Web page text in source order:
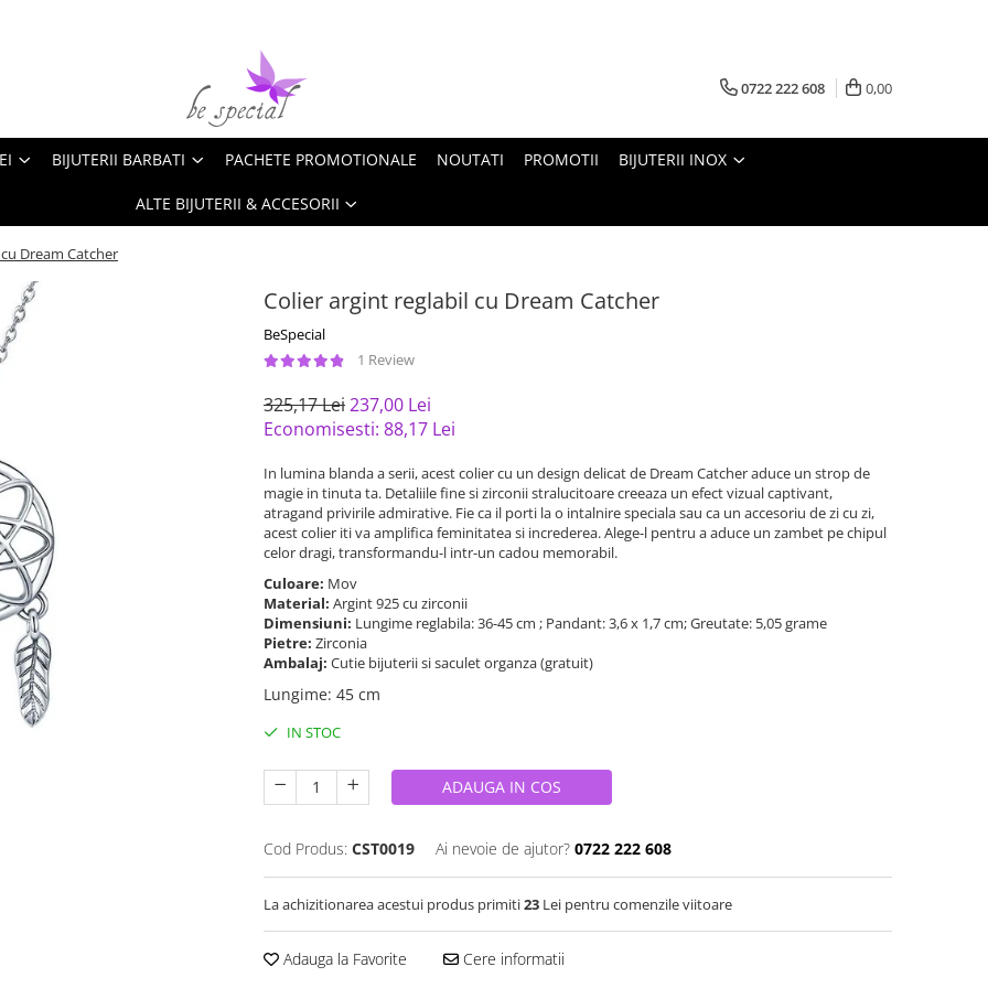
0722 222 608 0,00
BIJUTERII BARBATI PACHETE PROMOTIONALE NOUTATI PROMOTII BIJUTERII INOX
ALTE BIJUTERII & ACCESORII
Dream Catcher
Colier argint reglabil cu Dream Catcher
BeSpecial
1 Review
325,17 Lei237,00 Lei
Economisesti: 88,17 Lei
In lumina blanda a serii, acest colier cu un design delicat de Dream Catcher aduce un strop de
magie in tinuta ta. Detaliile fine si zirconii stralucitoare creeaza un efect vizual captivant,
atragand privirile admirative. Fie ca il porti la o intalnire speciala sau ca un accesoriu de zi cu zi,
acest colier iti va amplifica feminitatea si increderea. Alege-l pentru a aduce un zambet pe chipul
celor dragi, transformandu-l intr-un cadou memorabil.
Culoare: Mov
Material: Argint 925 cu zirconii
Dimensiuni: Lungime reglabila: 36-45 cm ; Pandant: 3,6 x 1,7 cm; Greutate: 5,05 grame
Pietre: Zirconia
Ambalaj: Cutie bijuterii si saculet organza (gratuit)
Lungime: 45 cm
IN STOC
ADAUGA IN COS
Cod Produs: CST0019 Ai nevoie de ajutor? 0722 222 608
La achizitionarea acestui produs primiti23 Lei pentru comenzile viitoare
Adauga la Favorite Cere informatii